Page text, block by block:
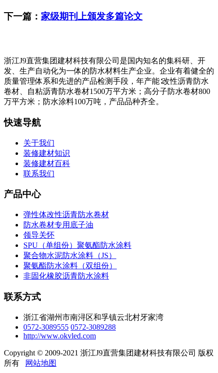
下一篇： 家级期刊上颁发多篇论文
浙江J9直营集团建材科技有限公司是国内知名的集科研、开
发、生产自动化为一体的防水材料生产企业。企业有着健全的
质量管理体系和先进的产品检测手段，年产能∶改性沥青防水
卷材、自粘沥青防水卷材1500万平方米；高分子防水卷材800
万平方米；防水涂料100万吨，产品品种齐全。
快速导航
关于我们
装修建材知识
装修建材百科
联系我们
产品中心
弹性体改性沥青防水卷材
防水卷材专用底子油
领导关怀
SPU（单组份）聚氨酯防水涂料
聚合物水泥防水涂料（JS）
聚氨酯防水涂料（双组份）
非固化橡胶沥青防水涂料
联系方式
浙江省湖州市南浔区和孚镇云北村牙家湾
0572-3089555 0572-3089288
http://www.okvled.com
Copyright © 2009-2021 浙江J9直营集团建材科技有限公司 版权
所有
网站地图